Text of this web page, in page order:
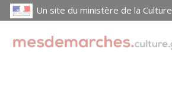
Un site du ministère de la Culture